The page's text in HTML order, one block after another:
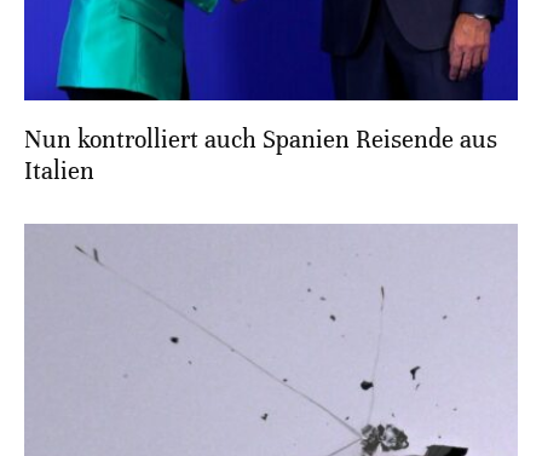
Nun kontrolliert auch Spanien Reisende aus
Italien